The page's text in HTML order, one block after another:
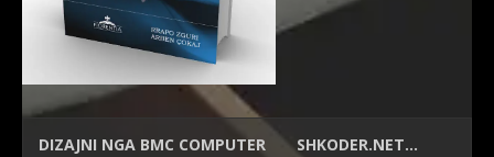
DIZAJNI NGA BMC COMPUTER SHKODER.NET…